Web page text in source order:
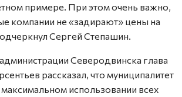
примере. При этом очень важно,
компании не «задирают» цены на
Сергей Степашин.
Северодвинска глава
рассказал, что муниципалитет
максимальном использовании всех